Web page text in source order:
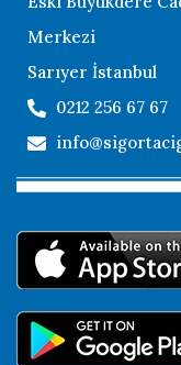
Merkezi
Sarıyer İstanbul
0212 256 67 67